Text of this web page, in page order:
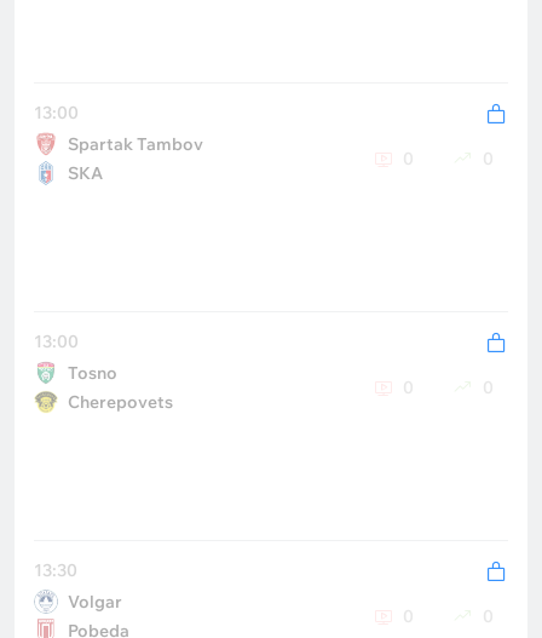
13:00
Spartak Tambov
SKA
0 0
13:00
Tosno
Cherepovets
0 0
13:30
Volgar
Pobeda
0 0